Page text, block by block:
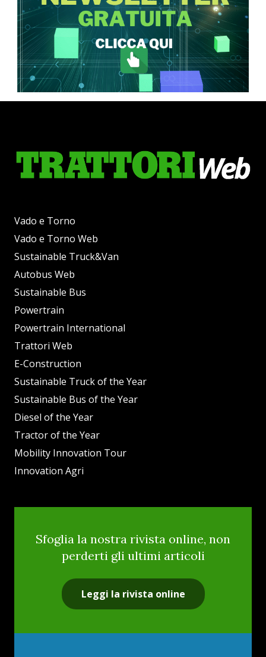
Vado e Torno
Vado e Torno Web
Sustainable Truck&Van
Autobus Web
Sustainable Bus
Powertrain
Powertrain International
Trattori Web
E-Construction
Sustainable Truck of the Year
Sustainable Bus of the Year
Diesel of the Year
Tractor of the Year
Mobility Innovation Tour
Innovation Agri
Sfoglia la nostra rivista online, non
perderti gli ultimi articoli
Leggi la rivista online